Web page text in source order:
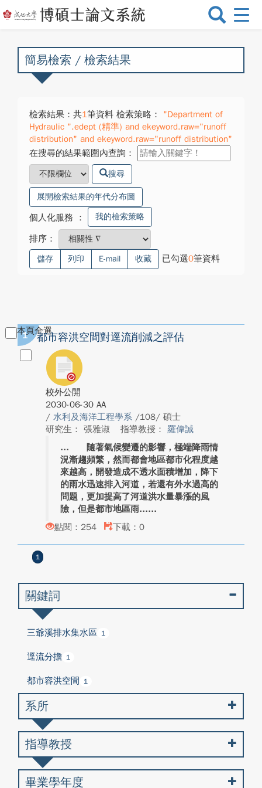
選
換
簡易檢索 / 檢索結果
檢索結果：共1筆資料 檢索策略：
"Department of
Hydraulic ".edept (精準) and ekeyword.raw="runoff
distribution" and ekeyword.raw="runoff distribution"
在搜尋的結果範圍內查詢：
搜尋
展開檢索結果的年代分布圖
個人化服務 ： 我的檢索策略
排序：
儲存 列印 E-mail 收藏 已勾選0筆資料
本頁全選
1 都市容洪空間對逕流削減之評估
校外公開
2030-06-30 AA
/ 水利及海洋工程學系 /108/ 碩士
研究生： 張雅淑
指導教授： 羅偉誠
隨著氣候變遷的影響，極端降雨情
況漸趨頻繁，然而都會地區都市化程度越
來越高，開發造成不透水面積增加，降下
的雨水迅速排入河道，若還有外水過高的
問題，更加提高了河道洪水量暴漲的風
險，但是都市地區雨...
點閱：254
下載：0
1
關鍵詞
三爺溪排水集水區 1
逕流分擔 1
都市容洪空間 1
系所
指導教授
畢業學年度